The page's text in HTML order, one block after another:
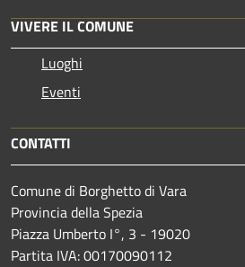
VIVERE IL COMUNE
Luoghi
Eventi
CONTATTI
Comune di Borghetto di Vara
Provincia della Spezia
Piazza Umberto I°, 3 - 19020
Partita IVA: 00170090112